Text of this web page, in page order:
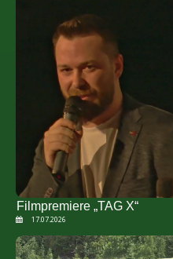
Filmpremiere „TAG X“
17.07.2026